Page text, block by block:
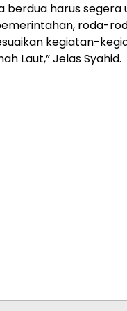
berdua harus segera
roda-
kegiatan-
Laut,” Jelas Syahid.